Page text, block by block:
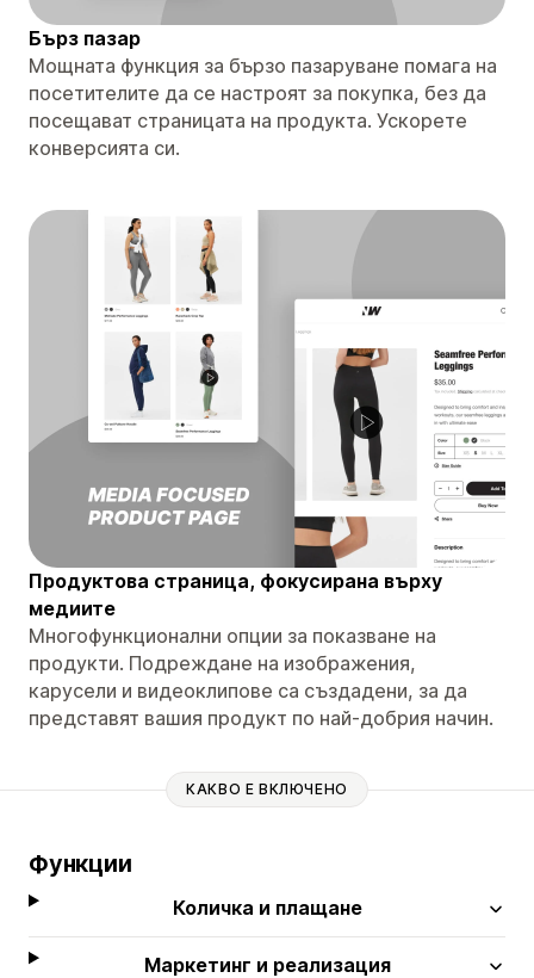
Бърз пазар
Мощната функция за бързо пазаруване помага на
посетителите да се настроят за покупка, без да
посещават страницата на продукта. Ускорете
конверсията си.
Продуктова страница, фокусирана върху
медиите
Многофункционални опции за показване на
продукти. Подреждане на изображения,
карусели и видеоклипове са създадени, за да
представят вашия продукт по най-добрия начин.
КАКВО Е ВКЛЮЧЕНО
Функции
Количка и плащане
Маркетинг и реализация